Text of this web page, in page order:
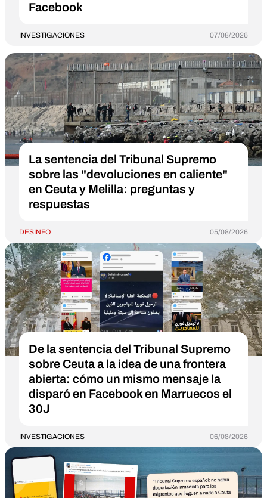
Facebook
INVESTIGACIONES 07/08/2026
La sentencia del Tribunal Supremo
sobre las "devoluciones en caliente"
en Ceuta y Melilla: preguntas y
respuestas
DESINFO 05/08/2026
De la sentencia del Tribunal Supremo
sobre Ceuta a la idea de una frontera
abierta: cómo un mismo mensaje la
disparó en Facebook en Marruecos el
30J
INVESTIGACIONES 06/08/2026